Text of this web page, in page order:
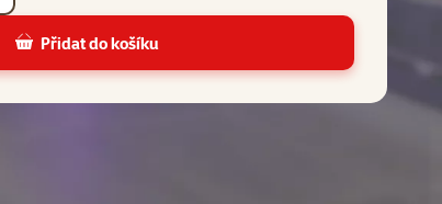
Přidat do košíku